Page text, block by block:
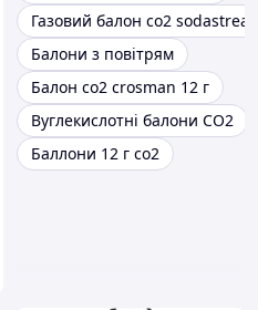
Газовий балон co2
Балони з повітрям
Балон co2 crosman 12 г
Вуглекислотні балони СО2
Баллони 12 г co2